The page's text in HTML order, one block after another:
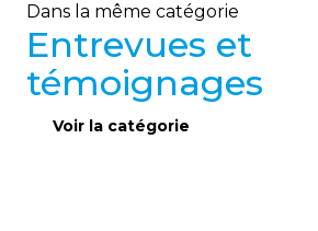
Dans la même catégorie
Entrevues et
témoignages
Voir la catégorie